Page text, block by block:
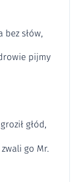
bez słów,
pijmy
głód,
go Mr.